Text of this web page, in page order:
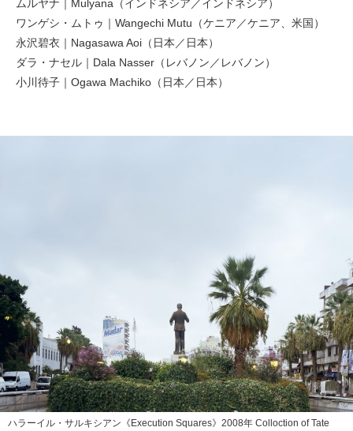
ムルヤナ｜Mulyana（インドネシア／インドネシア）
ワンゲシ・ムトゥ｜Wangechi Mutu（ケニア／ケニア、米国）
永沢碧衣｜Nagasawa Aoi（日本／日本）
ダラ・ナセル｜Dala Nasser（レバノン／レバノン）
小川待子｜Ogawa Machiko（日本／日本）
ハラーイル・サルキシアン《Execution Squares》2008年 Colloction of Tate